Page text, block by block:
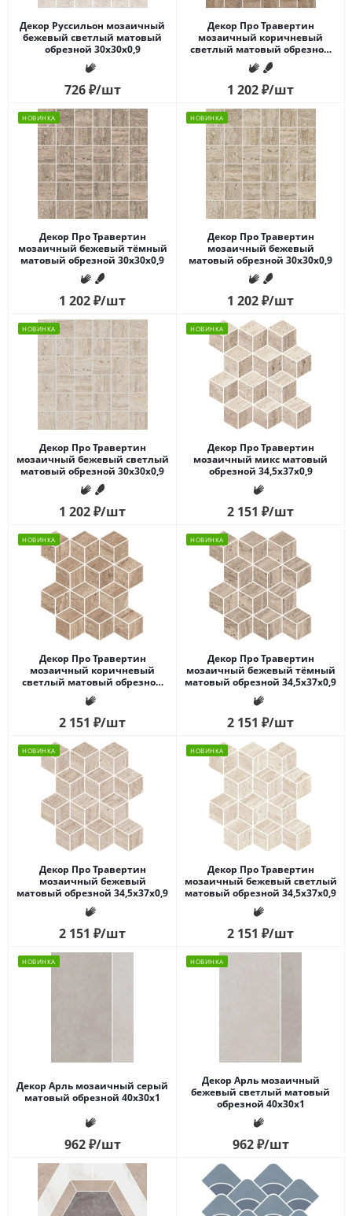
Декор Руссильон мозаичный
бежевый светлый матовый
обрезной 30x30x0,9
726₽/шт
Декор Про Травертин
мозаичный коричневый
светлый матовый обрезной
30x30x0,9
1 202₽/шт
НОВИНКА
Декор Про Травертин
мозаичный бежевый тёмный
матовый обрезной 30x30x0,9
1 202₽/шт
НОВИНКА
Декор Про Травертин
мозаичный бежевый
матовый обрезной 30x30x0,9
1 202₽/шт
НОВИНКА
Декор Про Травертин
мозаичный бежевый светлый
матовый обрезной 30x30x0,9
1 202₽/шт
НОВИНКА
Декор Про Травертин
мозаичный микс матовый
обрезной 34,5x37x0,9
2 151 ₽/шт
НОВИНКА
Декор Про Травертин
мозаичный коричневый
светлый матовый обрезной
34,5x37x0,9
2 151 ₽/шт
НОВИНКА
Декор Про Травертин
мозаичный бежевый тёмный
матовый обрезной 34,5x37x0,9
2 151 ₽/шт
НОВИНКА
Декор Про Травертин
мозаичный бежевый
матовый обрезной 34,5x37x0,9
2 151 ₽/шт
НОВИНКА
Декор Про Травертин
мозаичный бежевый светлый
матовый обрезной 34,5x37x0,9
2 151 ₽/шт
НОВИНКА
Декор Арль мозаичный серый
матовый обрезной 40x30x1
962₽/шт
НОВИНКА
Декор Арль мозаичный
бежевый светлый матовый
обрезной 40x30x1
962₽/шт